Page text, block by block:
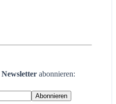
Newsletter abonnieren: